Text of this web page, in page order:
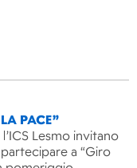
PACE”
Lesmo invitano
a “Giro